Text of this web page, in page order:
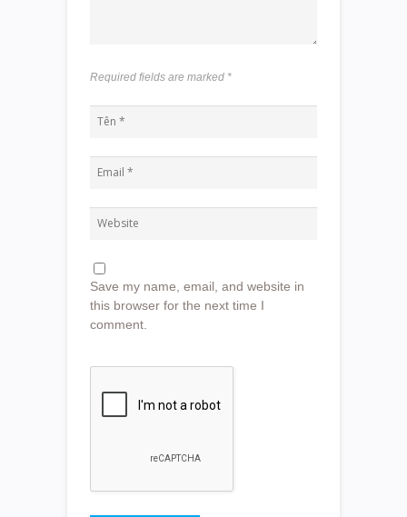
Required fields are marked *
Save my name, email, and website in
this browser for the next time I
comment.